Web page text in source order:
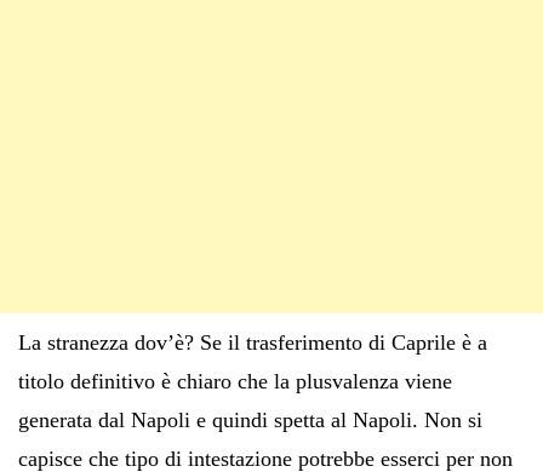
La stranezza dov’è? Se il trasferimento di Caprile è a
titolo definitivo è chiaro che la plusvalenza viene
generata dal Napoli e quindi spetta al Napoli. Non si
capisce che tipo di intestazione potrebbe esserci per non